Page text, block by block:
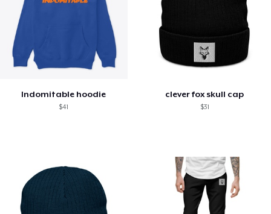
Indomitable hoodie
$41
clever fox skull cap
$31